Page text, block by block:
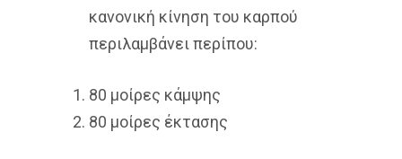
κανονική κίνηση του καρπού
περιλαμβάνει περίπου:
80 μοίρες κάμψης
80 μοίρες έκτασης